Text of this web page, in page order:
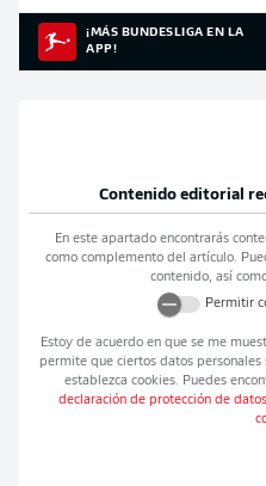
¡MÁS BUNDESLIGA EN LA
APP!
Contenido editorial
En este apartado encontrarás
como complemento del artículo.
contenido, así
Permitir
Estoy de acuerdo en que se me
permite que ciertos datos personales
establezca cookies. Puedes
declaración de protección de